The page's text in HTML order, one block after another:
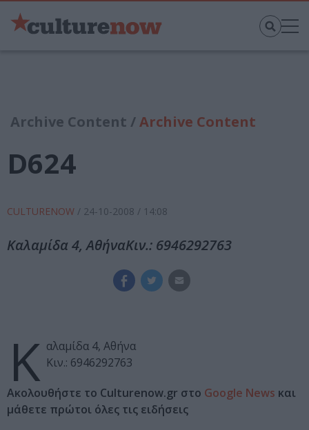
Archive Content /Archive Content
D624
CULTURENOW / 24-10-2008 / 14:08
Καλαμίδα 4, ΑθήναΚιν.: 6946292763
Κ αλαμίδα 4, Αθήνα
Κιν.: 6946292763
Ακολουθήστε το Culturenow.gr στο Google News και
μάθετε πρώτοι όλες τις ειδήσεις